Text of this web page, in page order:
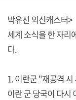
박유진 외신캐스터>
세계 소식을 한 자리
다.
1. 이란군 "재공격
이란 군 당국이 다시